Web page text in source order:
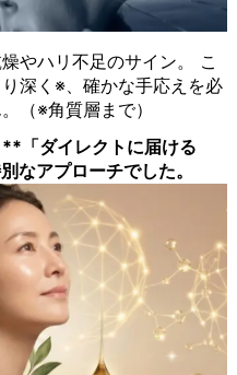
やハリ不足のサイン。 こ
深く※、確かな手応えを必
（※角質層まで）
「ダイレクトに届ける
なアプローチでした。